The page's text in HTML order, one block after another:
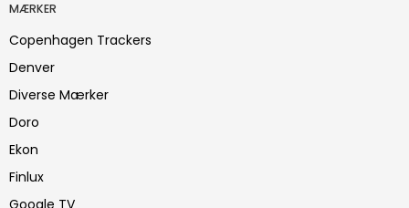
MÆRKER
Copenhagen Trackers
Denver
Diverse Mærker
Doro
Ekon
Finlux
Google TV